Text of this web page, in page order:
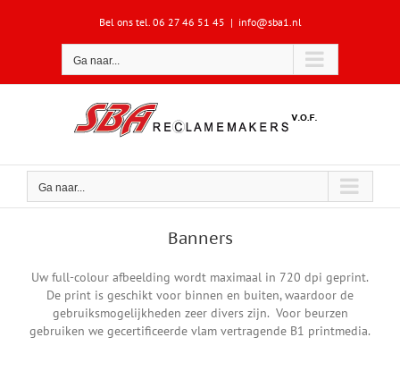
Bel ons tel. 06 27 46 51 45 | info@sba1.nl
Ga naar...
Ga naar...
Banners
Uw full-colour afbeelding wordt maximaal in 720 dpi geprint.
De print is geschikt voor binnen en buiten, waardoor de
gebruiksmogelijkheden zeer divers zijn. Voor beurzen
gebruiken we gecertificeerde vlam vertragende B1 printmedia.